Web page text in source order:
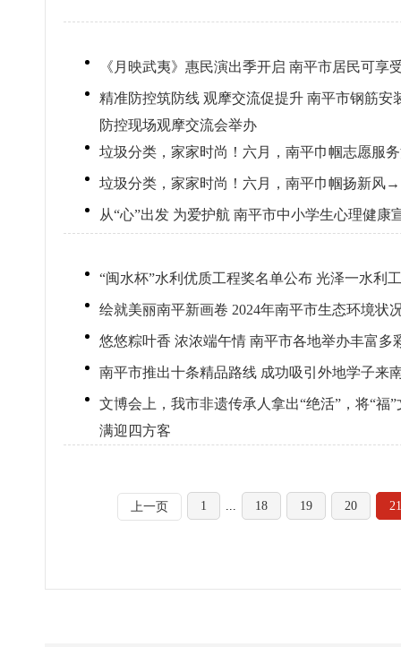
《月映武夷》惠民演出季开启 南平市居民可享
精准防控筑防线 观摩交流促提升 南平市钢筋安
防控现场观摩交流会举办
垃圾分类，家家时尚！六月，南平巾帼志愿服
垃圾分类，家家时尚！六月，南平巾帼扬新风→
从“心”出发 为爱护航 南平市中小学生心理健康
“闽水杯”水利优质工程奖名单公布 光泽一水利
绘就美丽南平新画卷 2024年南平市生态环境状
悠悠粽叶香 浓浓端午情 南平市各地举办丰富多
南平市推出十条精品路线 成功吸引外地学子来
文博会上，我市非遗传承人拿出“绝活”，将“
满迎四方客
上一页 1 ... 18 19 20 21